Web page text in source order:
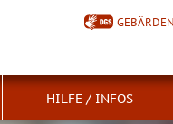
HILFE / INFOS